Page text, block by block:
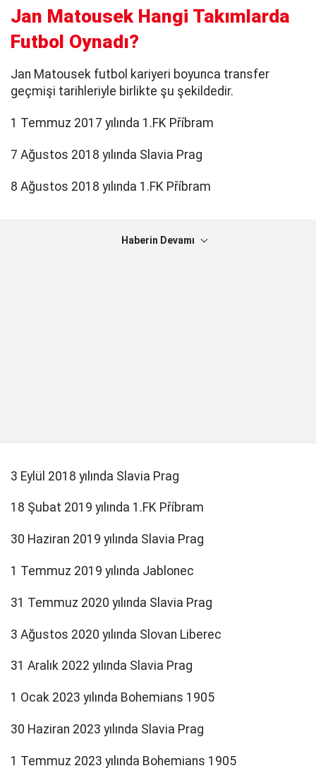
Jan Matousek Hangi Takımlarda
Futbol Oynadı?
Jan Matousek futbol kariyeri boyunca transfer
geçmişi tarihleriyle birlikte şu şekildedir.
1 Temmuz 2017 yılında 1.FK Příbram
7 Ağustos 2018 yılında Slavia Prag
8 Ağustos 2018 yılında 1.FK Příbram
Haberin Devamı
3 Eylül 2018 yılında Slavia Prag
18 Şubat 2019 yılında 1.FK Příbram
30 Haziran 2019 yılında Slavia Prag
1 Temmuz 2019 yılında Jablonec
31 Temmuz 2020 yılında Slavia Prag
3 Ağustos 2020 yılında Slovan Liberec
31 Aralık 2022 yılında Slavia Prag
1 Ocak 2023 yılında Bohemians 1905
30 Haziran 2023 yılında Slavia Prag
1 Temmuz 2023 yılında Bohemians 1905